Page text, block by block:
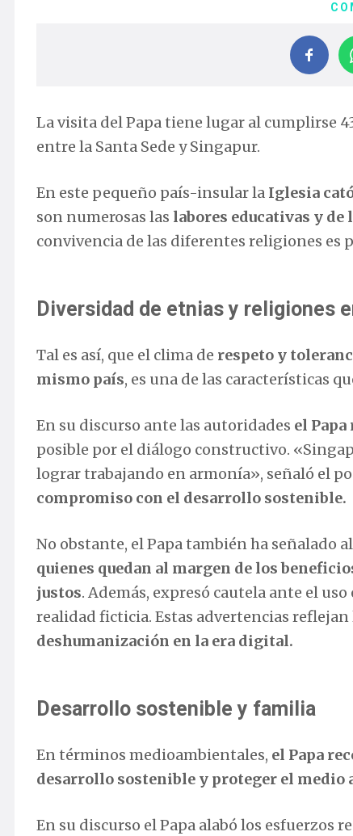
La visita del Papa tiene lugar al cumplirse
entre la Santa Sede y Singapur.
En este pequeño país-insular la Iglesia
son numerosas las labores educativas y
convivencia de las diferentes religiones es
Diversidad de etnias y religiones
Tal es así, que el clima de respeto y
mismo país, es una de las características
En su discurso ante las autoridades el
posible por el diálogo constructivo.
lograr trabajando en armonía», señaló el
compromiso con el desarrollo sostenible.
No obstante, el Papa también ha señalado
quienes quedan al margen de los
justos. Además, expresó cautela ante el uso
realidad ficticia. Estas advertencias
deshumanización en la era digital.
Desarrollo sostenible y familia
En términos medioambientales, el Papa
desarrollo sostenible y proteger el medio
En su discurso el Papa alabó los esfuerzos